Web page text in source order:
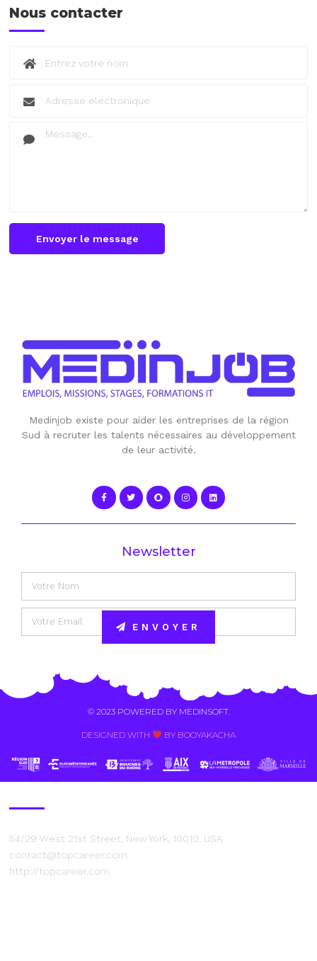
Nous contacter
Envoyer le message
Medinjob existe pour aider les entreprises de la région
Sud à recruter les talents nécessaires au développement
de leur activité.
Newsletter
ENVOYER
© 2023 POWERED BY MEDINSOFT.
DESIGNED WITH BY BOOYAKACHA​
54/29 West 21st Street, New York, 10010, USA
contact@topcareer.com
http://topcareer.com